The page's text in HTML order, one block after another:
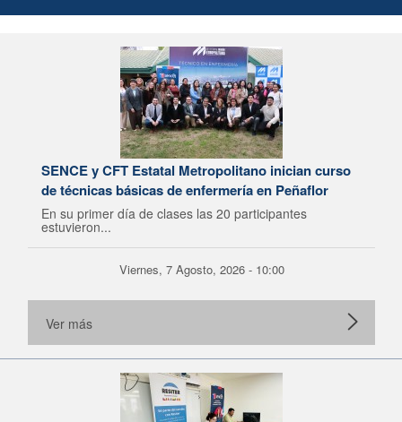
SENCE y CFT Estatal Metropolitano inician curso
de técnicas básicas de enfermería en Peñaflor
En su primer día de clases las 20 participantes
estuvieron...
Viernes, 7 Agosto, 2026 - 10:00
Ver más